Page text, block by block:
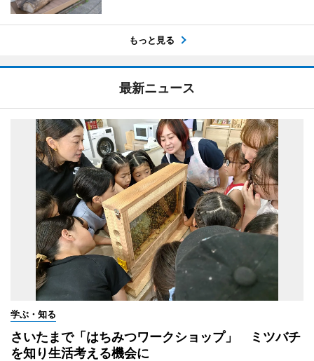
もっと見る
最新ニュース
学ぶ・知る
さいたまで「はちみつワークショップ」 ミツバチ
を知り生活考える機会に